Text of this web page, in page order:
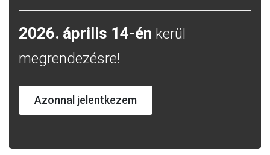
2026. április 14-én kerül
megrendezésre!
Azonnal jelentkezem